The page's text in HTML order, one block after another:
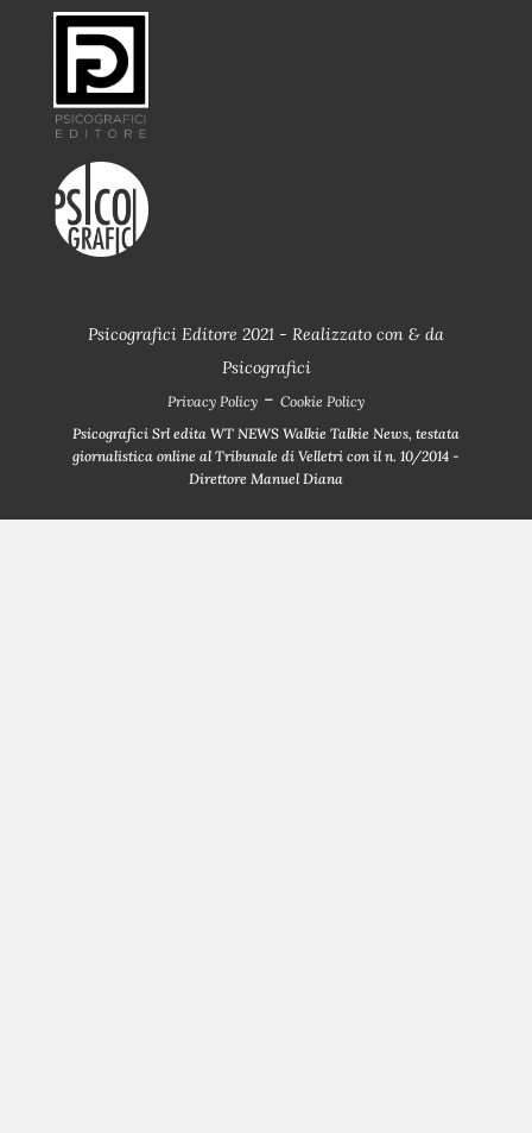
Psicografici Editore 2021 - Realizzato con & da
Psicografici
Privacy Policy - Cookie Policy
Psicografici Srl edita WT NEWS Walkie Talkie News, testata
giornalistica online al Tribunale di Velletri con il n. 10/2014 -
Direttore Manuel Diana